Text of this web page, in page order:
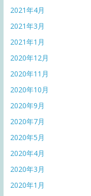
2021年4月
2021年3月
2021年1月
2020年12月
2020年11月
2020年10月
2020年9月
2020年7月
2020年5月
2020年4月
2020年3月
2020年1月